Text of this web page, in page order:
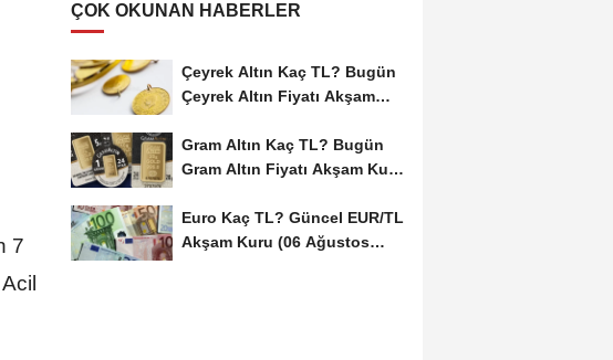
7
ÇOK OKUNAN HABERLER
Çeyrek Altın Kaç TL? Bugün
Çeyrek Altın Fiyatı Akşam
Gram Altın Kaç TL? Bugün
Gram Altın Fiyatı Akşam Kuru
Euro Kaç TL? Güncel EUR/TL
Akşam Kuru (06 Ağustos